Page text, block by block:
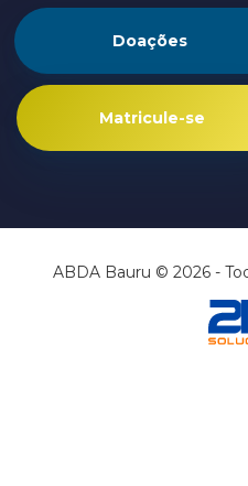
Doações
Matricule-se
ABDA Bauru © 2026 -